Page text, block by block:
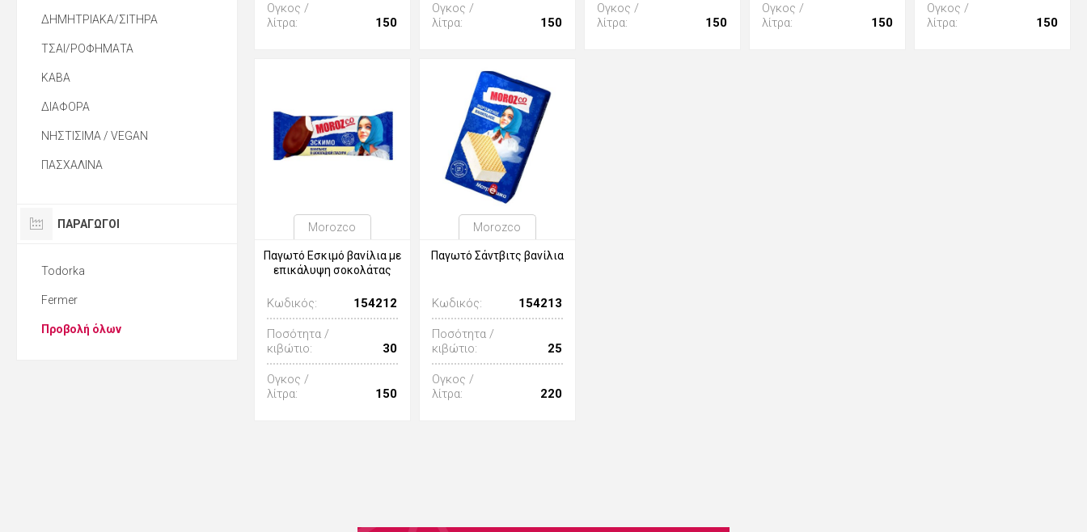
Ογκος /
λίτρα:
150
Ογκος /
λίτρα:
150
Ογκος /
λίτρα:
150
Ογκος /
λίτρα:
150
Ογκος /
λίτρα:
150
Morozco
Παγωτό Εσκιμό βανίλια με
επικάλυψη σοκολάτας
Κωδικός: 154212
Ποσότητα /
κιβώτιο:
30
Ογκος /
λίτρα:
150
Morozco
Παγωτό Σάντβιτς βανίλια
Κωδικός: 154213
Ποσότητα /
κιβώτιο:
25
Ογκος /
λίτρα:
220
ΔΗΜΗΤΡΙΑΚΑ/ΣΙΤΗΡΑ
ΤΣΑΙ/ΡΟΦΗΜΑΤΑ
ΚΑΒΑ
ΔΙΑΦΟΡΑ
ΝΗΣΤΙΣΙΜΑ / VEGAN
ΠΑΣΧΑΛΙΝΑ
ΠΑΡΑΓΩΓΟΙ
Todorka
Fermer
Προβολή όλων